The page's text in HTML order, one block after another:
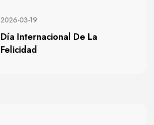
2026-03-19
Día Internacional De La
Felicidad